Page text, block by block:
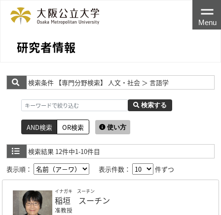
研究者情報
Menu
検索条件 【専門分野検索】 人文・社会 ＞ 言語学
検索する
AND検索 OR検索 使い方
検索結果 12件中1-10件目
表示順：
表示件数： 件ずつ
イナガキ スーチン
稲垣 スーチン
准教授